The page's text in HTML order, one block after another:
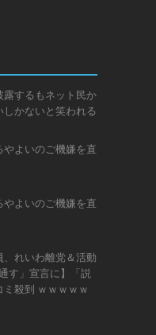
露するもネット民か
かないと笑われる
やよいのご機嫌を直
やよいのご機嫌を直
、れいわ離党＆活動
す」宣言に】「説
殺到 ｗｗｗｗｗ